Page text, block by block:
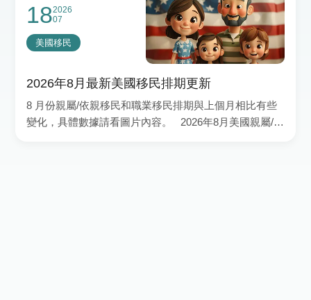
182026
07
美國移民
2026年8月最新美國移民排期更新
8 月份親屬/依親移民和職業移民排期與上個月相比有些
變化，具體數據請看圖片內容。 2026年8月美國親屬/依